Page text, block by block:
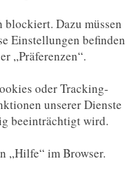
Dazu müssen
Einstellungen befinden
„Präferenzen“.
oder Tracking-
unserer Dienste
beeinträchtigt wird.
„Hilfe“ im Browser.